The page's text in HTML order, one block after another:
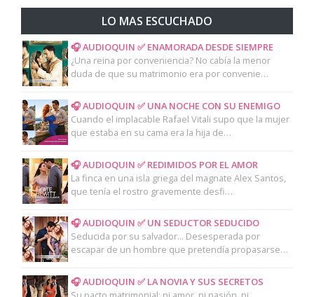
LO MAS ESCUCHADO
🎧 AUDIOQUIN ✅ ENAMORADA DESDE SIEMPRE
¿Una reina por conveniencia? No cabía la menor
duda de que su matrimonio era por convenie…
🎧 AUDIOQUIN ✅ UNA NOCHE CON SU ENEMIGO
Cuando el implacable Rafael Vitali supo que la mujer
que estaba en su cama era la hija de…
🎧 AUDIOQUIN ✅ REDIMIDOS POR EL AMOR
La finca en una isla griega del magnate Alex Santos,
que tenía el rostro gravemente desfi…
🎧 AUDIOQUIN ✅ UN SEDUCTOR SEDUCIDO
Seducida por su salvador... Desesperada por
escapar de un hombre que pretendía propasarse…
🎧 AUDIOQUIN ✅ LA NOVIA Y SUS SECRETOS